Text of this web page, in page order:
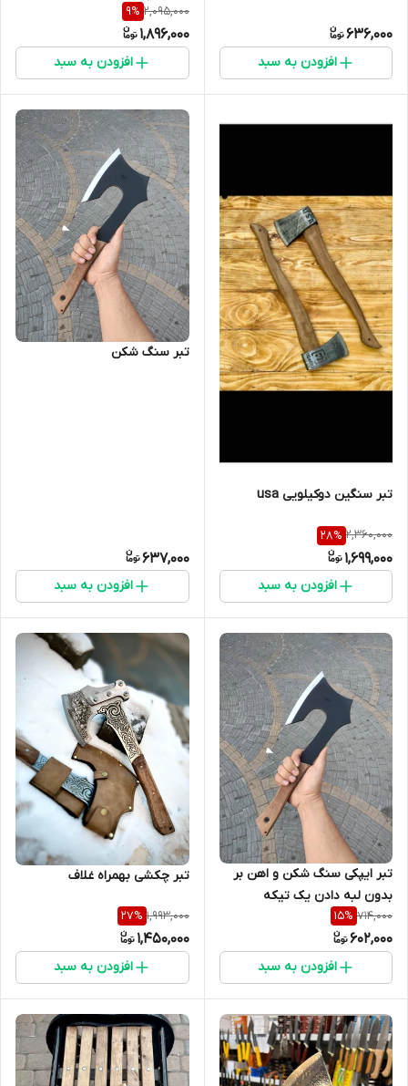
636,000
افزودن به سبد
کمپ و کوهنوردی
2,095,000
9%
1,896,000
افزودن به سبد
تبر سنگین دوکیلویی usa
2,360,000
28%
1,699,000
افزودن به سبد
تبر سنگ شکن
637,000
افزودن به سبد
تبر ایپکی سنگ شکن و اهن بر
بدون لبه دادن یک تیکه
714,000
15%
602,000
افزودن به سبد
تبر چکشی بهمراه غلاف
1,993,000
27%
1,450,000
افزودن به سبد